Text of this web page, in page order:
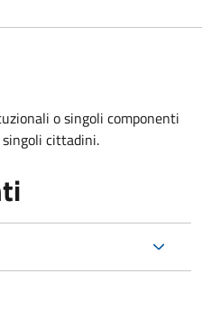
o singoli componenti
cittadini.